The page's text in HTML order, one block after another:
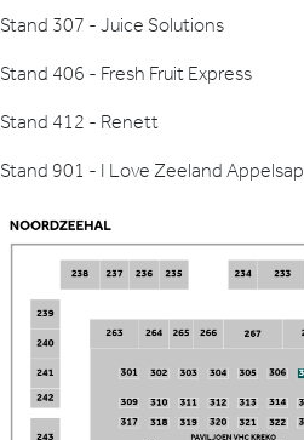
Stand 307 - Juice Solutions
Stand 406 - Fresh Fruit Express
Stand 412 - Renett
Stand 901 - I Love Zeeland Appelsap